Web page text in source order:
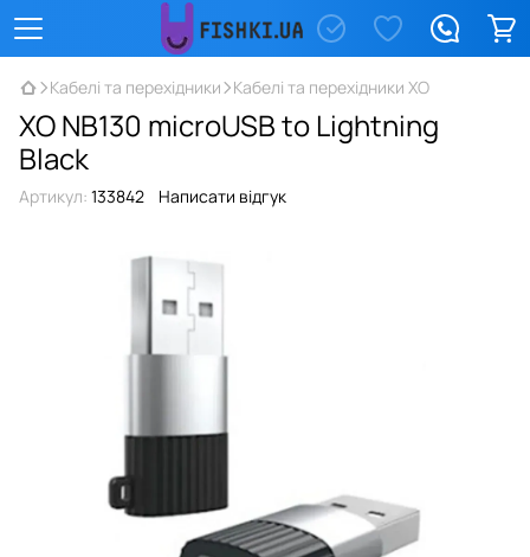
Кабелі та перехідники Кабелі та перехідники XO
XO NB130 microUSB to Lightning
Black
Артикул: 133842 Написати відгук